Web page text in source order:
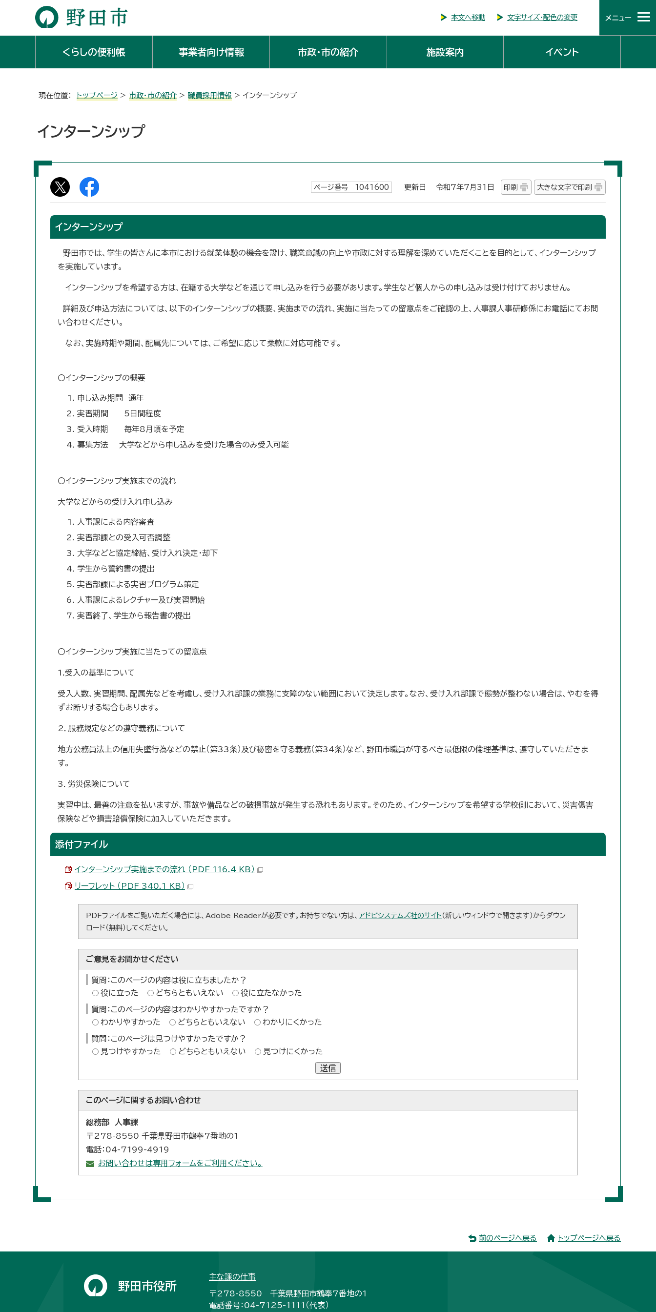
本文へ移動 文字サイズ・配色の変更 メニュー
くらしの便利帳 事業者向け情報 市政・市の紹介 施設案内 イベント
現在位置： トップページ > 市政・市の紹介 > 職員採用情報 > インターンシップ
インターンシップ
ページ番号 1041600 更新日 令和7年7月31日 印刷 大きな文字で印刷
インターンシップ
野田市では、学生の皆さんに本市における就業体験の機会を設け、職業意識の向上や市政に対する理解を深めていただくことを目的として、インターンシップ
を実施しています。
インターンシップを希望する方は、在籍する大学などを通じて申し込みを行う必要があります。学生など個人からの申し込みは受け付けておりません。
詳細及び申込方法については、以下のインターンシップの概要、実施までの流れ、実施に当たっての留意点をご確認の上、人事課人事研修係にお電話にてお問
い合わせください。
なお、実施時期や期間、配属先については、ご希望に応じて柔軟に対応可能です。
〇インターンシップの概要
申し込み期間 通年
実習期間 5日間程度
受入時期 毎年8月頃を予定
募集方法 大学などから申し込みを受けた場合のみ受入可能
〇インターンシップ実施までの流れ
大学などからの受け入れ申し込み
人事課による内容審査
実習部課との受入可否調整
大学などと協定締結、受け入れ決定・却下
学生から誓約書の提出
実習部課による実習プログラム策定
人事課によるレクチャー及び実習開始
実習終了、学生から報告書の提出
〇インターンシップ実施に当たっての留意点
1.受入の基準について
受入人数、実習期間、配属先などを考慮し、受け入れ部課の業務に支障のない範囲において決定します。なお、受け入れ部課で態勢が整わない場合は、やむを得
ずお断りする場合もあります。
2．服務規定などの遵守義務について
地方公務員法上の信用失墜行為などの禁止（第33条）及び秘密を守る義務（第34条）など、野田市職員が守るべき最低限の倫理基準は、遵守していただきま
す。
3．労災保険について
実習中は、最善の注意を払いますが、事故や備品などの破損事故が発生する恐れもあります。そのため、インターンシップを希望する学校側において、災害傷害
保険などや損害賠償保険に加入していただきます。
添付ファイル
インターンシップ実施までの流れ （PDF 116.4 KB）
リーフレット （PDF 340.1 KB）
PDFファイルをご覧いただく場合には、Adobe Readerが必要です。お持ちでない方は、 アドビシステムズ社のサイト （新しいウィンドウで開きます）からダウン
ロード（無料）してください。
ご意見をお聞かせください
質問：このページの内容は役に立ちましたか？
役に立った
どちらともいえない 役に立たなかった
質問：このページの内容はわかりやすかったですか？
わかりやすかった
どちらともいえない わかりにくかった
質問：このページは見つけやすかったですか？
見つけやすかった
どちらともいえない 見つけにくかった
送信
このページに関するお問い合わせ
総務部 人事課
〒278-8550 千葉県野田市鶴奉7番地の1
電話：04-7199-4919
お問い合わせは専用フォームをご利用ください。
前のページへ戻る トップページへ戻る
野田市役所
主な課の仕事
〒278-8550 千葉県野田市鶴奉7番地の1
電話番号：04-7125-1111（代表）